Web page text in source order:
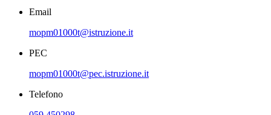
Email
mopm01000t@istruzione.it
PEC
mopm01000t@pec.istruzione.it
Telefono